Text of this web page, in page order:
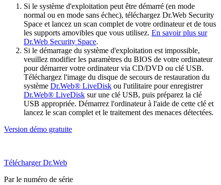
Si le système d'exploitation peut être démarré (en mode
normal ou en mode sans échec), téléchargez Dr.Web Security
Space et lancez un scan complet de votre ordinateur et de tous
les supports amovibles que vous utilisez. En savoir plus sur
Dr.Web Security Space.
Si le démarrage du système d'exploitation est impossible,
veuillez modifier les paramètres du BIOS de votre ordinateur
pour démarrer votre ordinateur via CD/DVD ou clé USB.
Téléchargez l'image du disque de secours de restauration du
système Dr.Web® LiveDisk ou l'utilitaire pour enregistrer
Dr.Web® LiveDisk sur une clé USB, puis préparez la clé
USB appropriée. Démarrez l'ordinateur à l'aide de cette clé et
lancez le scan complet et le traitement des menaces détectées.
Version démo gratuite
Télécharger Dr.Web
Par le numéro de série